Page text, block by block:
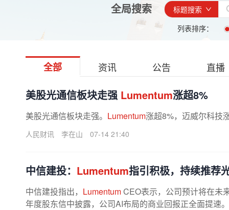
全局搜索
标题搜索
列表排序：
全部 资讯 公告 直播
美股光通信板块走强 Lumentum涨超8%
美股光通信板块走强。 Lumentum涨超8%，迈威尔科技
人民财讯 李在山 07-14 21:40
中信建投： Lumentum指引积极，持续推荐
中信建投指出， LumentumCEO表示，公司预计将在未
年度股东信中披露，公司AI布局的商业回报正全面提速